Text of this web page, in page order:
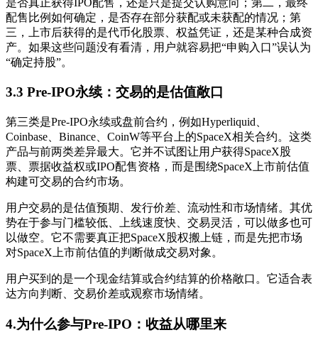
配售比例如何确定，是否存在部分获配或未获配的情况；第
三，上市后获得的是代币化股票、权益凭证，还是某种合成资
产。如果这些问题没有看清，用户就容易把“申购入口”误认为
“确定持股”。
3.3 Pre-IPO永续：交易的是估值敞口
第三类是Pre-IPO永续或盘前合约，例如Hyperliquid、
Coinbase、Binance、CoinW等平台上的SpaceX相关合约。这类
产品与前两类差异最大。它并不试图让用户获得SpaceX股
票、票据收益权或IPO配售资格，而是围绕SpaceX上市前估值
构建可交易的合约市场。
用户交易的是估值预期、发行价差、流动性和市场情绪。其优
势在于参与门槛较低、上线速度快、交易灵活，可以做多也可
以做空。它不需要真正把SpaceX股权搬上链，而是先把市场
对SpaceX上市前估值的判断做成交易对象。
用户买到的是一个现金结算或合约结算的价格敞口。它适合表
达方向判断、交易价差或观察市场情绪。
4.为什么参与Pre-IPO：收益从哪里来